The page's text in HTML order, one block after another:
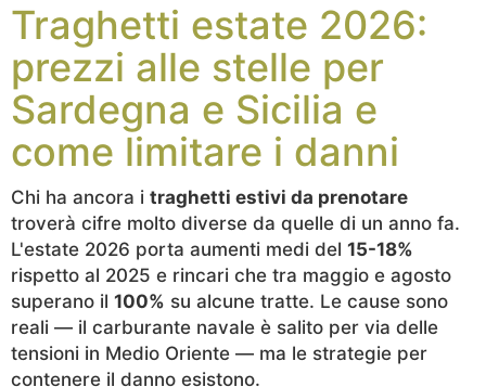
Traghetti estate 2026:
prezzi alle stelle per
Sardegna e Sicilia e
come limitare i danni
Chi ha ancora i traghetti estivi da prenotare
troverà cifre molto diverse da quelle di un anno fa.
L'estate 2026 porta aumenti medi del 15-18%
rispetto al 2025 e rincari che tra maggio e agosto
superano il 100% su alcune tratte. Le cause sono
reali — il carburante navale è salito per via delle
tensioni in Medio Oriente — ma le strategie per
contenere il danno esistono.